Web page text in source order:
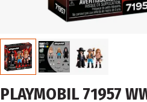
PLAYMOBIL 71957